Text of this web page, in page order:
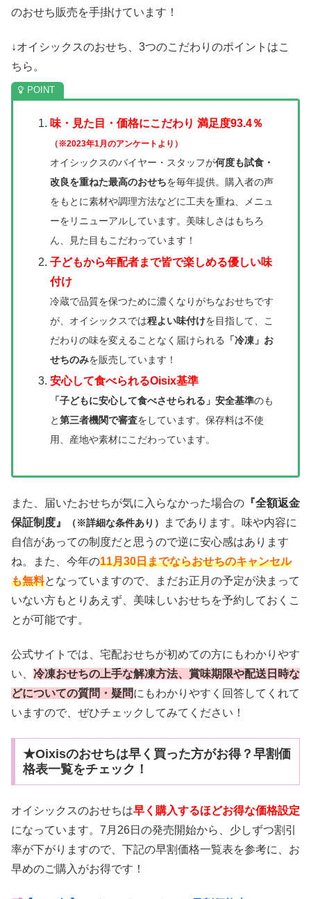
のおせち販売を手掛けています！
↓オイシックスのおせち、3つのこだわりのポイントはこ
ちら。
味・見た目・価格にこだわり 満足度93.4％
（※2023年1月のアンケートより）
オイシックスのバイヤー・スタッフが何度も試食・
改良を重ねた最高のおせちを毎年提供。購入者の声
をもとに素材や調理方法などに工夫を重ね、メニュ
ーをリニューアルしています。美味しさはもちろ
ん、見た目もこだわっています！
子どもから年配者まで皆で楽しめる優しい味
付け
冷蔵で品質を保つために濃くなりがちなおせちです
が、オイシックスでは程よい味付けを目指して、こ
だわりの味を変えることなく届けられる
「冷凍」お
せちのみを販売しています！
安心して食べられるOisix基準
「子どもに安心して食べさせられる」安全基準のも
と第三者機関で審査をしています。保存料は不使
用、産地や素材にこだわっています。
また、届いたおせちが気に入らなかった場合の 『全額返金
保証制度』
（※詳細な条件あり）
まであります。味や内容に
自信があっての制度だと思うので逆に安心感はあります
ね。また、今年の11月30日までならおせちのキャンセル
も無料となっていますので、まだお正月の予定が決まって
いない方もとりあえず、美味しいおせちを予約しておくこ
とが可能です。
公式サイトでは、宅配おせちが初めての方にもわかりやす
い、 冷凍おせちの上手な解凍方法、賞味期限や配送日時な
どについての質問・疑問にもわかりやすく回答してくれて
いますので、ぜひチェックしてみてください！
★Oixisのおせちは早く買った方がお得？早割価
格表一覧をチェック！
オイシックスのおせちは早く購入するほどお得な価格設定
になっています。7月26日の発売開始から、少しずつ割引
率が下がりますので、下記の早割価格一覧表を参考に、お
早めのご購入がお得です！